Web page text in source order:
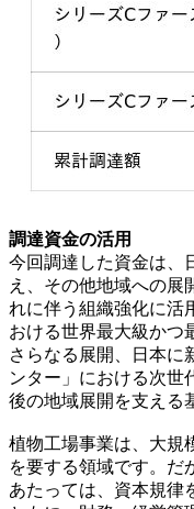
調達資金の活用
今回調達した資金は、
え、その他地域への展
れに伴う組織強化に活
おける世界最大級かつ
さらなる展開、日本に
ンター」における次世
後の地域展開を支える
植物工場事業は、大規
を要する領域です。だ
あたっては、資本規律